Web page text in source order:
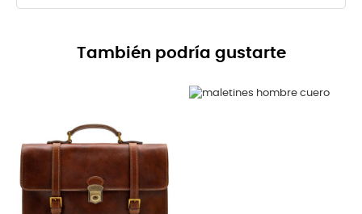
También podría gustarte